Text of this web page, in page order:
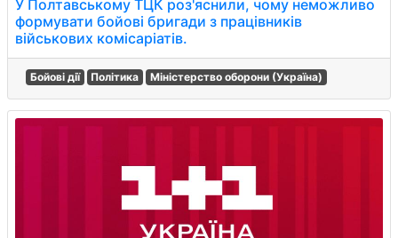
У Полтавському ТЦК роз'яснили, чому неможливо
формувати бойові бригади з працівників
військових комісаріатів.
Бойові дії Політика Міністерство оборони (Україна)